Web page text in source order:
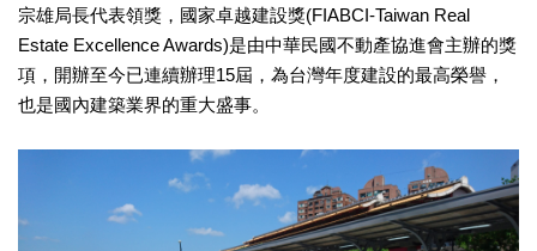
目
臺
北
藝
歷
宗雄局長代表領獎，國家卓越建設獎(FIABCI-Taiwan Real
Estate Excellence Awards)是由中華民國不動產協進會主辦的獎
項，開辦至今已連續辦理15屆，為台灣年度建設的最高榮譽，
也是國內建築業界的重大盛事。